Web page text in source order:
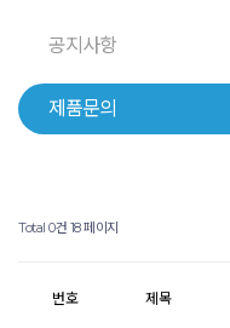
공지사항
제품문의
Total 0건 18 페이지
번호 제목